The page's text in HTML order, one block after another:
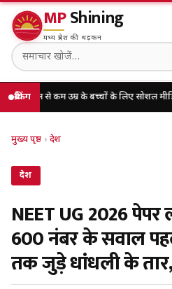
MPShining
मध्य प्रदेश की धड़कन
ब्रेकिंग
उम्र के बच्चों के लिए सोशल मीडिया बैन! संसद में
मुख्य पृष्ठ › देश
देश
NEET UG 2026 पेपर
600 नंबर के सवाल
तक जुड़े धांधली के तार,